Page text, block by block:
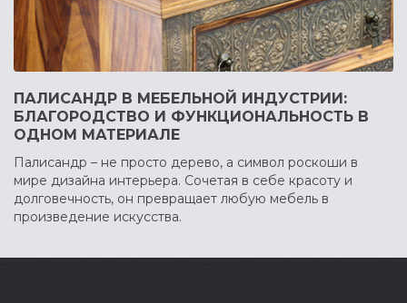
ПАЛИСАНДР В МЕБЕЛЬНОЙ ИНДУСТРИИ:
БЛАГОРОДСТВО И ФУНКЦИОНАЛЬНОСТЬ В
ОДНОМ МАТЕРИАЛЕ
Палисандр – не просто дерево, а символ роскоши в
мире дизайна интерьера. Сочетая в себе красоту и
долговечность, он превращает любую мебель в
произведение искусства.